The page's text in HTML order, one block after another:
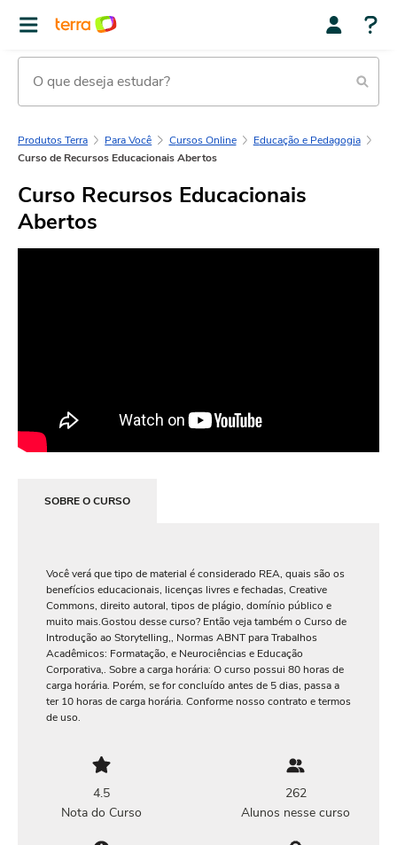
Produtos Terra Para Você Cursos Online
Educação e Pedagogia
Curso de Recursos Educacionais Abertos
Curso Recursos Educacionais
Abertos
SOBRE O CURSO
Você verá que tipo de material é considerado REA, quais são os
benefícios educacionais, licenças livres e fechadas, Creative
Commons, direito autoral, tipos de plágio, domínio público e
muito mais.Gostou desse curso? Então veja também o Curso de
Introdução ao Storytelling,, Normas ABNT para Trabalhos
Acadêmicos: Formatação, e Neurociências e Educação
Corporativa,. Sobre a carga horária: O curso possui 80 horas de
carga horária. Porém, se for concluído antes de 5 dias, passa a
ter 10 horas de carga horária. Conforme nosso contrato e termos
de uso.
4.5
Nota do Curso
262
Alunos nesse curso